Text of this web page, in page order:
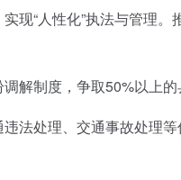
“人性化”执法与管理。
制度，争取50%以上的
处理、交通事故处理等